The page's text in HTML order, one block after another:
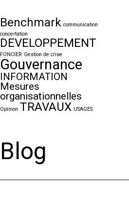
Benchmark communication
concertation
DEVELOPPEMENT
FONCIER Gestion de crise
Gouvernance
INFORMATION
Mesures
organisationnelles
Opinion TRAVAUX USAGES
Blog